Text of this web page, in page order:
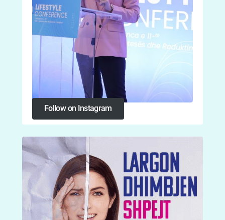
Follow on Instagram
Follow on Instagram